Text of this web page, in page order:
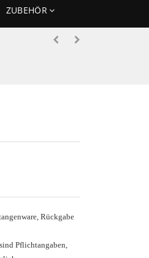
ZUBEHÖR
Rückgabe
Pflichtangaben,